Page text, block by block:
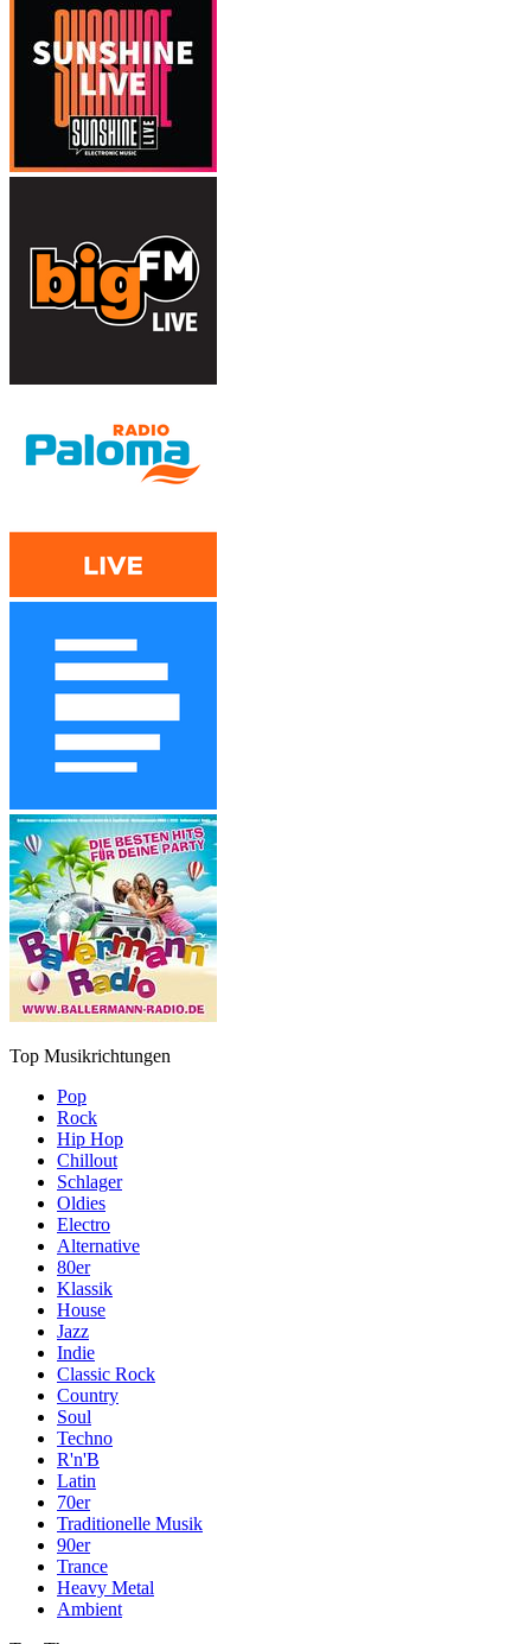
Top Musikrichtungen
Pop
Rock
Hip Hop
Chillout
Schlager
Oldies
Electro
Alternative
80er
Klassik
House
Jazz
Indie
Classic Rock
Country
Soul
Techno
R'n'B
Latin
70er
Traditionelle Musik
90er
Trance
Heavy Metal
Ambient